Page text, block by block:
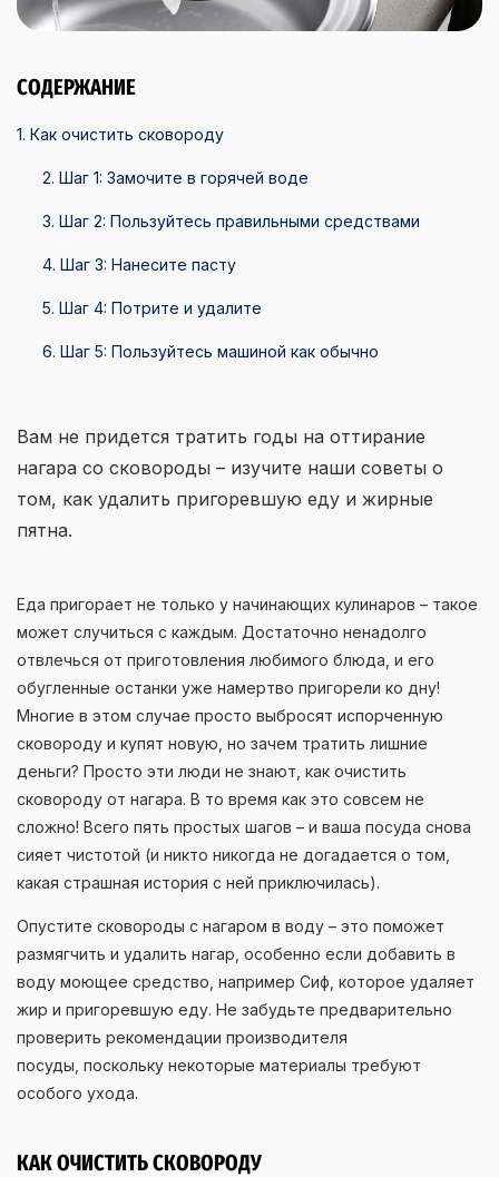
СОДЕРЖАНИЕ
1. Как очистить сковороду
2. Шаг 1: Замочите в горячей воде
3. Шаг 2: Пользуйтесь правильными средствами
4. Шаг 3: Нанесите пасту
5. Шаг 4: Потрите и удалите
6. Шаг 5: Пользуйтесь машиной как обычно
Вам не придется тратить годы на оттирание
нагара со сковороды – изучите наши советы о
том, как удалить пригоревшую еду и жирные
пятна.
Еда пригорает не только у начинающих кулинаров – такое
может случиться с каждым. Достаточно ненадолго
отвлечься от приготовления любимого блюда, и его
обугленные останки уже намертво пригорели ко дну!
Многие в этом случае просто выбросят испорченную
сковороду и купят новую, но зачем тратить лишние
деньги? Просто эти люди не знают, как очистить
сковороду от нагара. В то время как это совсем не
сложно! Всего пять простых шагов – и ваша посуда снова
сияет чистотой (и никто никогда не догадается о том,
какая страшная история с ней приключилась).
Опустите сковороды с нагаром в воду – это поможет
размягчить и удалить нагар, особенно если добавить в
воду моющее средство, например Сиф, которое удаляет
жир и пригоревшую еду. Не забудьте предварительно
проверить рекомендации производителя
посуды, поскольку некоторые материалы требуют
особого ухода.
КАК ОЧИСТИТЬ СКОВОРОДУ